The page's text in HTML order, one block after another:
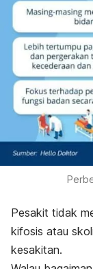
Pesakit tidak
kifosis atau
kesakitan.